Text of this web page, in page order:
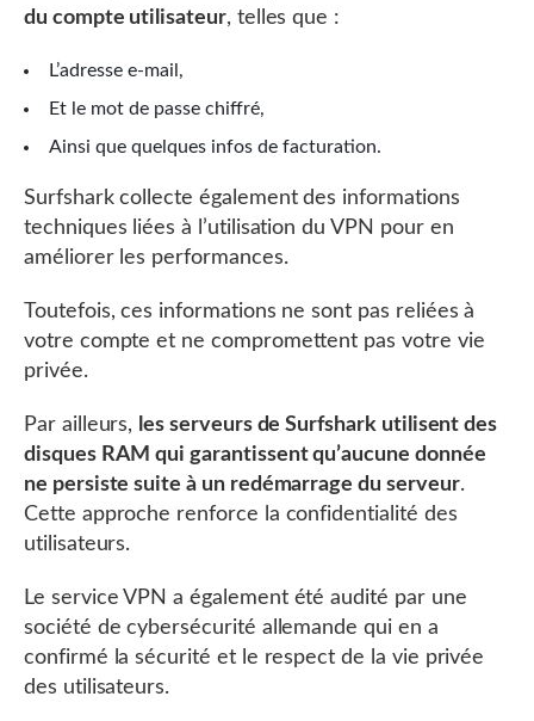
du compte utilisateur, telles que :
L’adresse e-mail,
Et le mot de passe chiffré,
Ainsi que quelques infos de facturation.
Surfshark collecte également des informations
techniques liées à l’utilisation du VPN pour en
améliorer les performances.
Toutefois, ces informations ne sont pas reliées à
votre compte et ne compromettent pas votre vie
privée.
Par ailleurs, les serveurs de Surfshark utilisent des
disques RAM qui garantissent qu’aucune donnée
ne persiste suite à un redémarrage du serveur.
Cette approche renforce la confidentialité des
utilisateurs.
Le service VPN a également été audité par une
société de cybersécurité allemande qui en a
confirmé la sécurité et le respect de la vie privée
des utilisateurs.